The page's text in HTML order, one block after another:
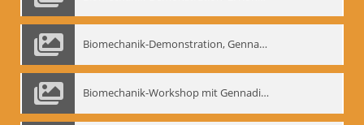
Biomechanik-Demonstration, Gennadij Bogdanow im Berliner Ensemble, 04.10.1991
Biomechanik-Workshop mit Gennadij Nikolajewitsch Bogdanow im Mime Centrum Berlin, 1991